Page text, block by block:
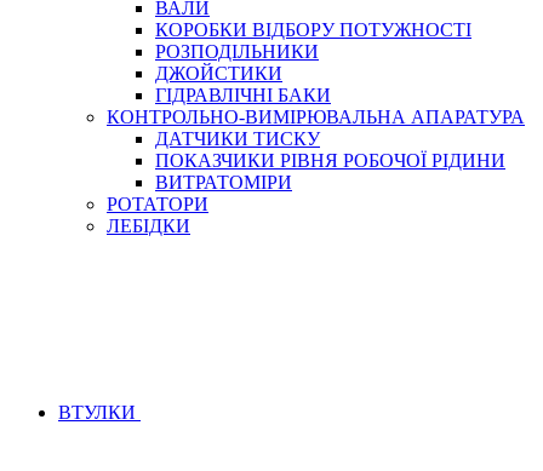
ВАЛИ
КОРОБКИ ВІДБОРУ ПОТУЖНОСТІ
РОЗПОДІЛЬНИКИ
ДЖОЙСТИКИ
ГІДРАВЛІЧНІ БАКИ
КОНТРОЛЬНО-ВИМІРЮВАЛЬНА АПАРАТУРА
ДАТЧИКИ ТИСКУ
ПОКАЗЧИКИ РІВНЯ РОБОЧОЇ РІДИНИ
ВИТРАТОМІРИ
РОТАТОРИ
ЛЕБІДКИ
ВТУЛКИ